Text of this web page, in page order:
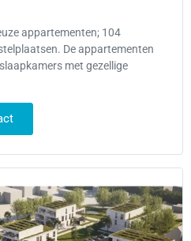
appartementen; 104
De appartementen
met gezellige